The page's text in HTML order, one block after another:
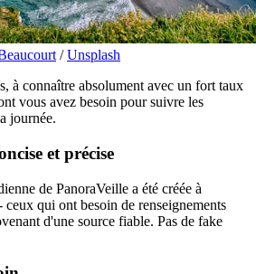
/Unsplash
à connaître absolument avec un fort taux
vous avez besoin pour suivre les
journée.
et précise
de PanoraVeille a été créée à
qui ont besoin de renseignements
d'une source fiable. Pas de fake